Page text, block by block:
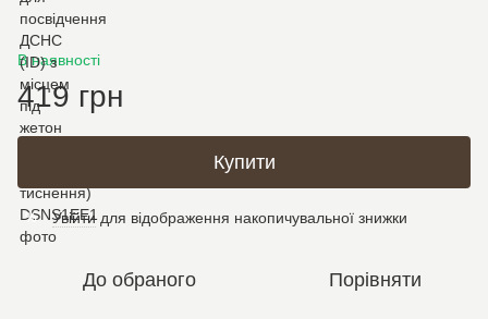
В наявності
419 грн
Купити
% Увійтидля відображення накопичувальної знижки
До обраного Порівняти